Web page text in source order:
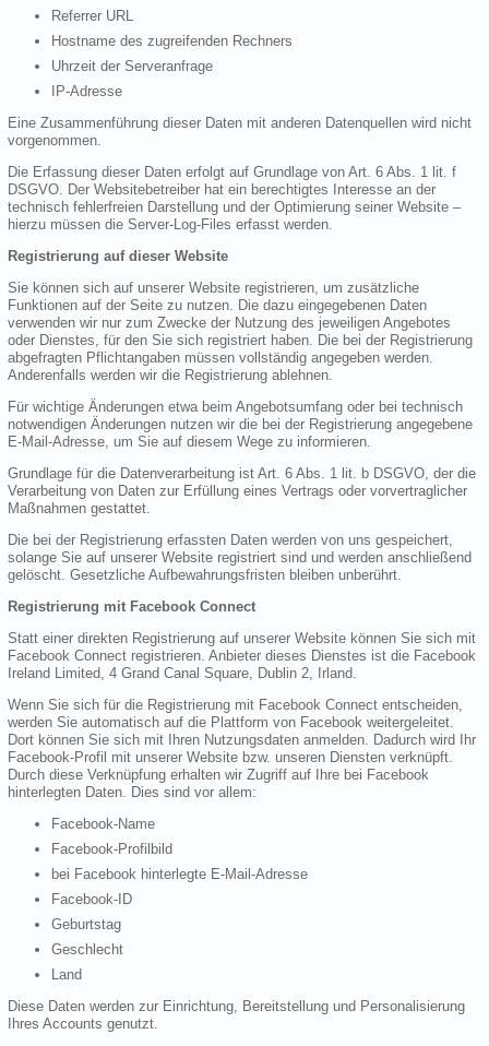
Referrer URL
Hostname des zugreifenden Rechners
Uhrzeit der Serveranfrage
IP-Adresse
Eine Zusammenführung dieser Daten mit anderen Datenquellen wird nicht
vorgenommen.
Die Erfassung dieser Daten erfolgt auf Grundlage von Art. 6 Abs. 1 lit. f
DSGVO. Der Websitebetreiber hat ein berechtigtes Interesse an der
technisch fehlerfreien Darstellung und der Optimierung seiner Website –
hierzu müssen die Server-Log-Files erfasst werden.
Registrierung auf dieser Website
Sie können sich auf unserer Website registrieren, um zusätzliche
Funktionen auf der Seite zu nutzen. Die dazu eingegebenen Daten
verwenden wir nur zum Zwecke der Nutzung des jeweiligen Angebotes
oder Dienstes, für den Sie sich registriert haben. Die bei der Registrierung
abgefragten Pflichtangaben müssen vollständig angegeben werden.
Anderenfalls werden wir die Registrierung ablehnen.
Für wichtige Änderungen etwa beim Angebotsumfang oder bei technisch
notwendigen Änderungen nutzen wir die bei der Registrierung angegebene
E-Mail-Adresse, um Sie auf diesem Wege zu informieren.
Grundlage für die Datenverarbeitung ist Art. 6 Abs. 1 lit. b DSGVO, der die
Verarbeitung von Daten zur Erfüllung eines Vertrags oder vorvertraglicher
Maßnahmen gestattet.
Die bei der Registrierung erfassten Daten werden von uns gespeichert,
solange Sie auf unserer Website registriert sind und werden anschließend
gelöscht. Gesetzliche Aufbewahrungsfristen bleiben unberührt.
Registrierung mit Facebook Connect
Statt einer direkten Registrierung auf unserer Website können Sie sich mit
Facebook Connect registrieren. Anbieter dieses Dienstes ist die Facebook
Ireland Limited, 4 Grand Canal Square, Dublin 2, Irland.
Wenn Sie sich für die Registrierung mit Facebook Connect entscheiden,
werden Sie automatisch auf die Plattform von Facebook weitergeleitet.
Dort können Sie sich mit Ihren Nutzungsdaten anmelden. Dadurch wird Ihr
Facebook-Profil mit unserer Website bzw. unseren Diensten verknüpft.
Durch diese Verknüpfung erhalten wir Zugriff auf Ihre bei Facebook
hinterlegten Daten. Dies sind vor allem:
Facebook-Name
Facebook-Profilbild
bei Facebook hinterlegte E-Mail-Adresse
Facebook-ID
Geburtstag
Geschlecht
Land
Diese Daten werden zur Einrichtung, Bereitstellung und Personalisierung
Ihres Accounts genutzt.